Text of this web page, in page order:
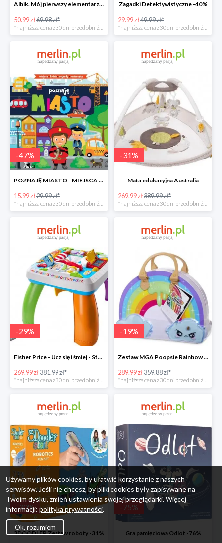
Albik. Mój pierwszy elementarz - książka interaktywna -28%
50.99 zł69.98 zł*
*najniższa cena z 30 dni przed obniżką
Zagadki Detektywistyczne -40%
29.99 zł49.99 zł*
*najniższa cena z 30 dni przed obniżką
-47%
POZNAJĘ MIASTO - MIEJSCA LUDZIE POJAZDY ZWIERZĘTA -47%
15.99 zł29.99 zł*
*najniższa cena z 30 dni przed obniżką
-31%
Mata edukacyjna Australia
269.99 zł389.99 zł*
*najniższa cena z 30 dni przed obniżką
-29%
Fisher Price - Ucz się i śmiej - Stolik interaktywny
269.99 zł381.99 zł*
-19%
Zestaw MGA Poopsie Rainbow Surprise Slime Kit -20%
289.99 zł359.88 zł*
-30%
3DOODLER Zestaw roboty -31%
-75%
Gra pamięciowa Odlot -76%
Używamy plików cookies, by ułatwić korzystanie z naszych
serwisów. Jeśli nie chcesz, by pliki cookies były zapisywane na
Twoim dysku, zmień ustawienia swojej przeglądarki. Więcej
informacji: polityka prywatności.
Ok, rozumiem